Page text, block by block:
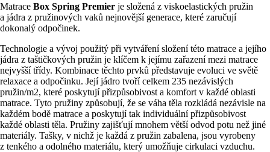
Matrace Box Spring Premier je složená z viskoelastických pružin
a jádra z pružinových vaků nejnovější generace, které zaručují
dokonalý odpočinek.
Technologie a vývoj použitý při vytváření složení této matrace a jejího
jádra z taštičkových pružin je klíčem k jejímu zařazení mezi matrace
nejvyšší třídy. Kombinace těchto prvků představuje evoluci ve světě
relaxace a odpočinku. Její jádro tvoří celkem 235 nezávislých
pružin/m2, které poskytují přizpůsobivost a komfort v každé oblasti
matrace. Tyto pružiny způsobují, že se váha těla rozkládá nezávisle na
každém bodě matrace a poskytují tak individuální přizpůsobivost
každé oblasti těla. Pružiny zajišťují mnohem větší odvod potu než jiné
materiály. Tašky, v nichž je každá z pružin zabalena, jsou vyrobeny
z tenkého a odolného materiálu, který umožňuje cirkulaci vzduchu.